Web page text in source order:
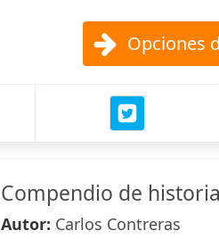
Opciones
Compendio de
Autor: Carlos Contreras